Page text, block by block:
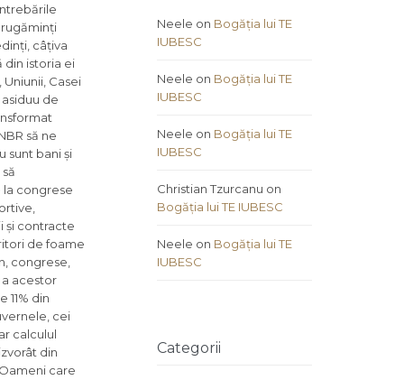
rugăminți
câțiva
din istoria ei
Casei
de
să ne
sunt bani și
la congrese
și contracte
de foame
congrese,
acestor
din
cei
calculul
din
care
Neele on Bogăția lui TE
IUBESC
Neele on Bogăția lui TE
IUBESC
Neele on Bogăția lui TE
IUBESC
Christian Tzurcanu on
Bogăția lui TE IUBESC
Neele on Bogăția lui TE
IUBESC
Categorii